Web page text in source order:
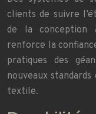
clients de suivre
de la conception
renforce la
pratiques des
nouveaux
textile.